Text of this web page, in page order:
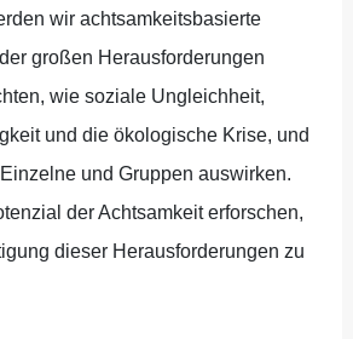
wir achtsamkeitsbasierte
großen Herausforderungen
wie soziale Ungleichheit,
und die ökologische Krise, und
und Gruppen auswirken.
der Achtsamkeit erforschen,
dieser Herausforderungen zu